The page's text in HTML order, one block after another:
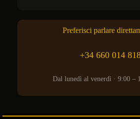
Preferisci parlare
+34 660 014
Dal lunedì al venerdì · 9:00 –